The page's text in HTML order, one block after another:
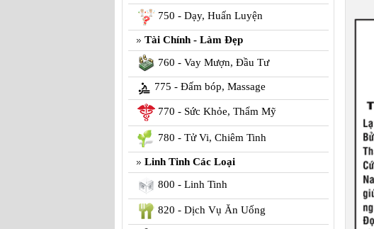
750 - Dạy, Huấn Luyện
Tài Chính - Làm Đẹp
760 - Vay Mượn, Đầu Tư
775 - Đấm bóp, Massage
770 - Sức Khỏe, Thẩm Mỹ
780 - Tử Vi, Chiêm Tinh
Linh Tinh Các Loại
800 - Linh Tinh
820 - Dịch Vụ Ăn Uống